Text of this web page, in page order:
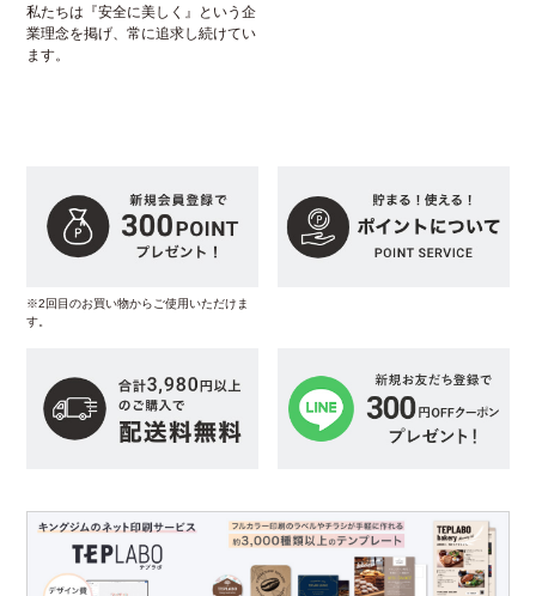
私たちは『安全に美しく』という企
業理念を掲げ、常に追求し続けてい
ます。
※2回目のお買い物からご使用いただけま
す。